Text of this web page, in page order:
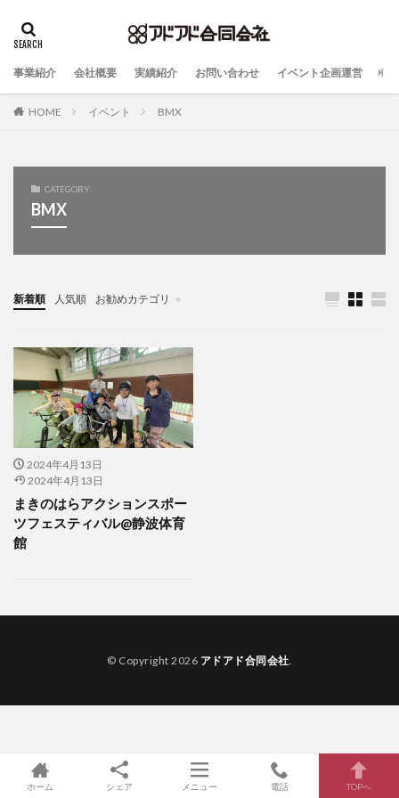
事業紹介 会社概要 実績紹介 お問い合わせ イベント企画運営
HOME イベント BMX
CATEGORY
BMX
新着順 人気順 お勧めカテゴリ
未分類
2024年4月13日
2024年4月13日
まきのはらアクションスポー
ツフェスティバル@静波体育
館
© Copyright 2026 アドアド合同会社.
ホーム シェア メニュー 電話 TOPへ